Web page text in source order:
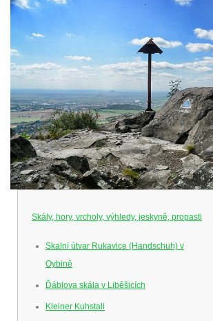
Skály, hory, vrcholy, výhledy, jeskyně, propasti
Skalní útvar Rukavice (Handschuh) v
Oybině
Ďáblova skála v Liběšicích
Kleiner Kuhstall